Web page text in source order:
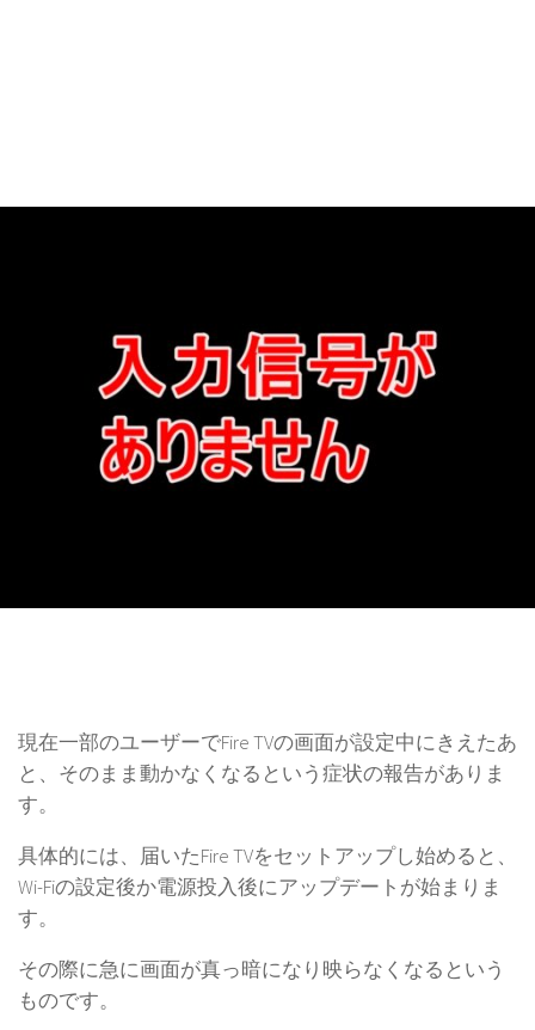
現在一部のユーザーでFire TVの画面が設定中にきえたあ
と、そのまま動かなくなるという症状の報告がありま
す。
具体的には、届いたFire TVをセットアップし始めると、
Wi-Fiの設定後か電源投入後にアップデートが始まりま
す。
その際に急に画面が真っ暗になり映らなくなるという
ものです。